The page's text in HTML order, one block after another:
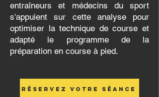
entraîneurs et médecins du sport
s'appuient sur cette analyse pour
optimiser la technique de course et
adapté le programme de la
préparation en course à pied.
Réservez votre séance